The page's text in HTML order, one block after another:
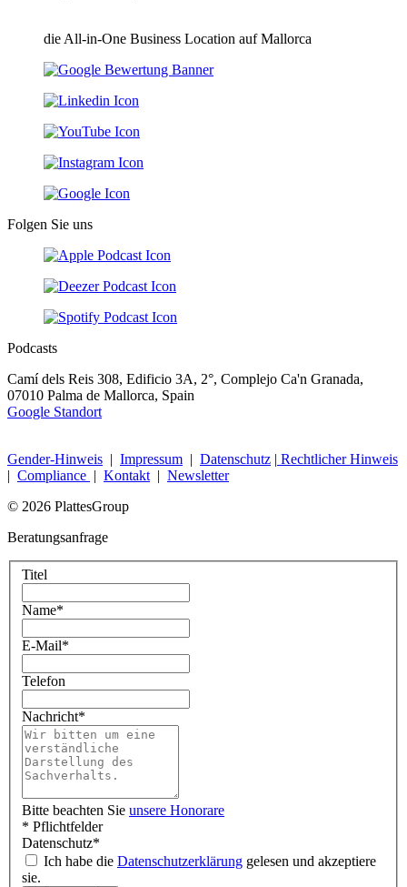
die All-in-One Business Location auf Mallorca
Folgen Sie uns
Podcasts
Camí dels Reis 308, Edificio 3A, 2°, Complejo Ca'n Granada,
07010 Palma de Mallorca, Spain
Google Standort
Gender-Hinweis | Impressum | Datenschutz | Rechtlicher Hinweis
| Compliance | Kontakt | Newsletter
© 2026 PlattesGroup
Beratungsanfrage
Titel
Name*
E-Mail*
Telefon
Nachricht*
Bitte beachten Sie unsere Honorare
* Pflichtfelder
Datenschutz*
Ich habe die Datenschutzerklärung gelesen und akzeptiere
sie.